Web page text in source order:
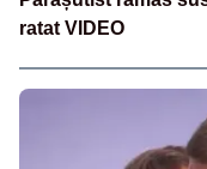
ratat VIDEO